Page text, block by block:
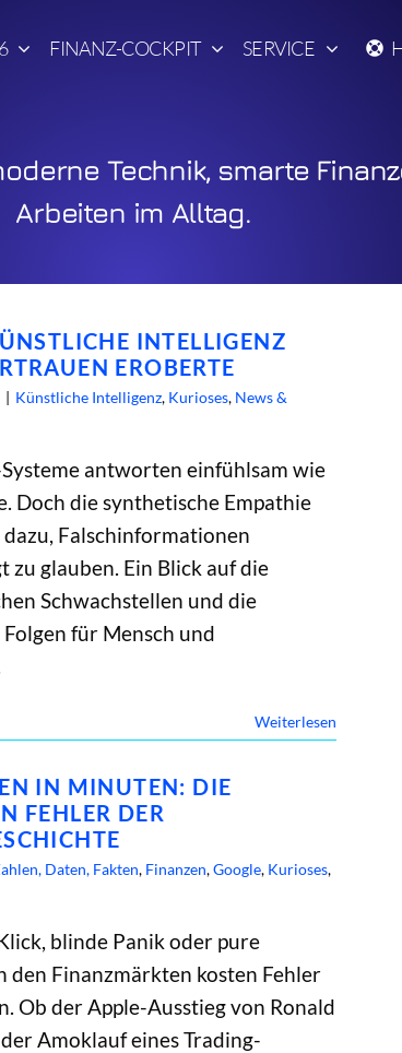
FINANZ-COCKPIT SERVICE
Technik, smarte
Arbeiten im Alltag.
INTELLIGENZ
EROBERTE
| Künstliche Intelligenz, Kurioses, News &
antworten einfühlsam wie
Doch die synthetische Empathie
Falschinformationen
zu glauben. Ein Blick auf die
Schwachstellen und die
für Mensch und
Weiterlesen
IN MINUTEN: DIE
FEHLER DER
Daten, Fakten, Finanzen,Google, Kurioses,
blinde Panik oder pure
den Finanzmärkten kosten Fehler
Ob der Apple-Ausstieg von Ronald
Amoklauf eines Trading-